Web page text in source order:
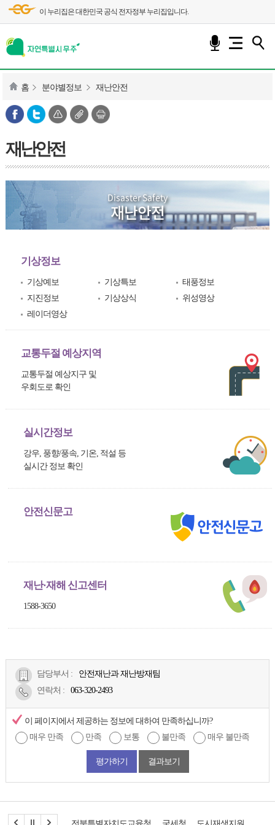
이 누리집은 대한민국 공식 전자정부 누리집입니다.
홈 분야별정보 재난안전
재난안전
Disaster Safety
재난안전
기상정보
기상예보 기상특보
태풍정보
지진정보
기상상식
위성영상
레이더영상
교통두절 예상지역
교통두절 예상지구 및
우회도로 확인
실시간정보
강우, 풍향/풍속, 기온, 적설 등
실시간 정보 확인
안전신문고
재난·재해 신고센터
1588-3650
담당부서 :
안전재난과 재난방재팀
연락처 : 063-320-2493
이 페이지에서 제공하는 정보에 대하여 만족하십니까?
매우 만족
만족 보통 불만족 매우 불만족
평가하기 결과보기